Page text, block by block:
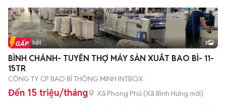
Tin nổi bật 3
BÌNH CHÁNH- TUYỂN THỢ MÁY SẢN XUẤT BAO BÌ- 11-
15TR
CÔNG TY CP BAO BÌ THÔNG MINH INTBOX
Đến 15 triệu/tháng Xã Phong Phú (Xã Bình Hưng mới)